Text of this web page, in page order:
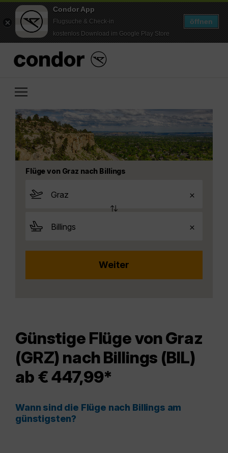
Condor App
Flugsuche & Check-in
kostenlos Download im Google Play Store
öffnen
Flüge von Graz nach Billings
Günstige Flüge von Graz
(GRZ) nach Billings (BIL)
ab € 447,99*
Wann sind die Flüge nach Billings am
günstigsten?